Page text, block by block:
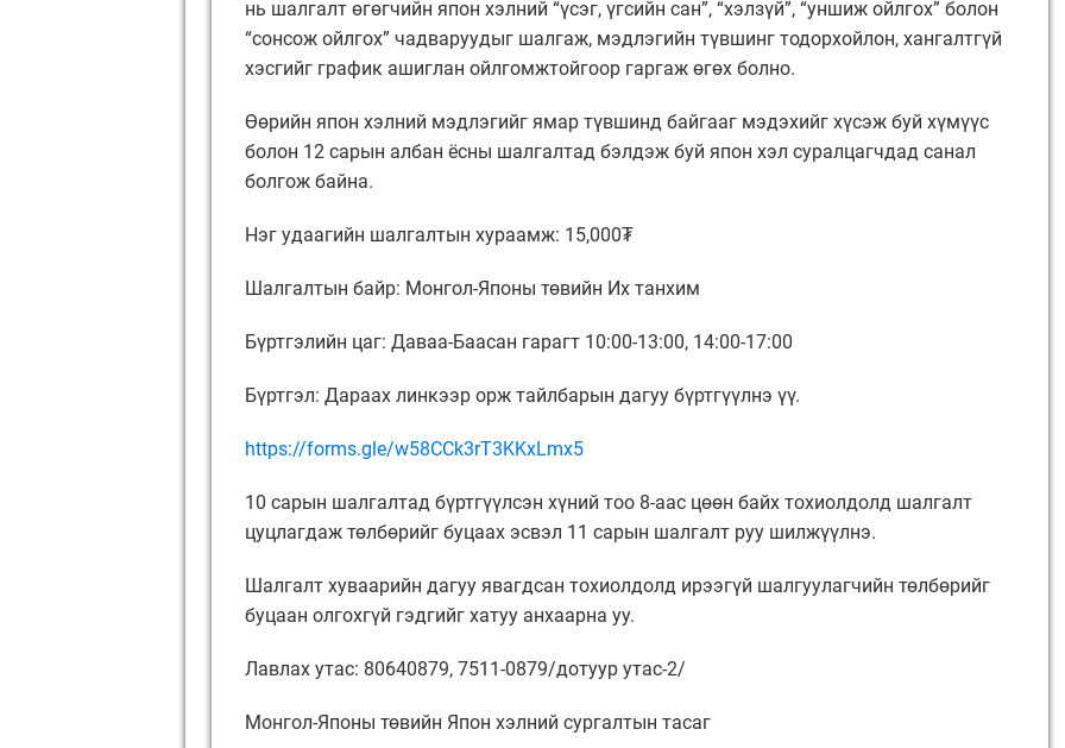
нь шалгалт өгөгчийн япон хэлний “үсэг, үгсийн сан”, “хэлзүй”, “уншиж ойлгох” болон
“сонсож ойлгох” чадваруудыг шалгаж, мэдлэгийн түвшинг тодорхойлон, хангалтгүй
хэсгийг график ашиглан ойлгомжтойгоор гаргаж өгөх болно.
Өөрийн япон хэлний мэдлэгийг ямар түвшинд байгааг мэдэхийг хүсэж буй хүмүүс
болон 12 сарын албан ёсны шалгалтад бэлдэж буй япон хэл суралцагчдад санал
болгож байна.
Нэг удаагийн шалгалтын хураамж: 15,000₮
Шалгалтын байр: Монгол-Японы төвийн Их танхим
Бүртгэлийн цаг: Даваа-Баасан гарагт 10:00-13:00, 14:00-17:00
Бүртгэл: Дараах линкээр орж тайлбарын дагуу бүртгүүлнэ үү.
https://forms.gle/w58CCk3rT3KKxLmx5
10 сарын шалгалтад бүртгүүлсэн хүний тоо 8-аас цөөн байх тохиолдолд шалгалт
цуцлагдаж төлбөрийг буцаах эсвэл 11 сарын шалгалт руу шилжүүлнэ.
Шалгалт хуваарийн дагуу явагдсан тохиолдолд ирээгүй шалгуулагчийн төлбөрийг
буцаан олгохгүй гэдгийг хатуу анхаарна уу.
Лавлах утас: 80640879, 7511-0879/дотуур утас-2/
Монгол-Японы төвийн Япон хэлний сургалтын тасаг